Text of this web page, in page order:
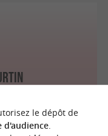
le dépôt de
d'audience.